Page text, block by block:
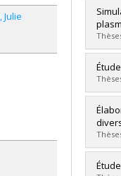
Lien
Cycle
Lien
Cycle
Lien
Julie